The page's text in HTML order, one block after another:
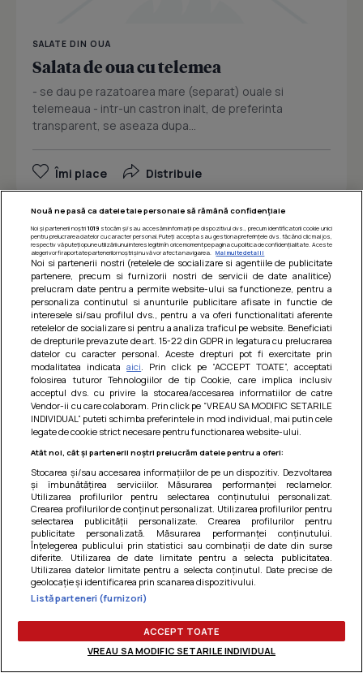
SALATE DIN OUA
Salata de oua cu telemea
- se dau pe razatoarea mare (separat) ouale si
telemeaua - intr-un castron inalt, de preferinta
transparent, se aseaza dupa...
Îmi place Distribuie
SALATE DIN OUA
Salata de oua
1. Se fierb ouale tari, se curata de coaja si se taie felii/
fasii. 2. Se face o maioneza din galbenusuri, ulei si
mustar...
Îmi place Distribuie
Nouă ne pasă ca datele tale personale să rămână confidențiale
Noi și partenerii noștri 1019stocăm și/sau accesăm informații pe dispozitivul dvs., precum identificatorii cookie unici
pentru prelucrarea datelor cu caracter personal. Puteți accepta sau gestiona preferințele dvs. făcând clic mai jos,
respectiv vă puteți opune utilizării unui interes legitim în orice moment pe pagina cu politica de confidențialitate. Aceste
alegeri vor fi raportate partenerilor noștri și nu vă vor afecta navigarea.
Mai multe detalii
Noi si partenerii nostri (retelele de socializare si agentiile de publicitate
partenere, precum si furnizorii nostri de servicii de date analitice)
prelucram date pentru a permite website-ului sa functioneze, pentru a
personaliza continutul si anunturile publicitare afisate in functie de
interesele si/sau profilul dvs., pentru a va oferi functionalitati aferente
retelelor de socializare si pentru a analiza traficul pe website. Beneficiati
de drepturile prevazute de art. 15-22 din GDPR in legatura cu prelucrarea
datelor cu caracter personal. Aceste drepturi pot fi exercitate prin
modalitatea indicataaici . Prin click pe “ACCEPT TOATE”, acceptati
folosirea tuturor Tehnologiilor de tip Cookie, care implica inclusiv
acceptul dvs. cu privire la stocarea/accesarea informatiilor de catre
Vendor-ii cu care colaboram. Prin click pe “VREAU SA MODIFIC SETARILE
INDIVIDUAL” puteti schimba preferintele in mod individual, mai putin cele
legate de cookie strict necesare pentru functionarea website-ului.
Atât noi, cât și partenerii noștri prelucrăm datele pentru a oferi:
Stocarea și/sau accesarea informațiilor de pe un dispozitiv. Dezvoltarea
și îmbunătățirea serviciilor. Măsurarea performanței reclamelor.
Utilizarea profilurilor pentru selectarea conținutului personalizat.
Crearea profilurilor de conținut personalizat. Utilizarea profilurilor pentru
selectarea publicității personalizate. Crearea profilurilor pentru
publicitate personalizată. Măsurarea performanței conținutului.
Înțelegerea publicului prin statistici sau combinații de date din surse
diferite. Utilizarea de date limitate pentru a selecta publicitatea.
Utilizarea datelor limitate pentru a selecta conținutul. Date precise de
geolocație și identificarea prin scanarea dispozitivului.
Listă parteneri (furnizori)
ACCEPT TOATE
VREAU SA MODIFIC SETARILE INDIVIDUAL